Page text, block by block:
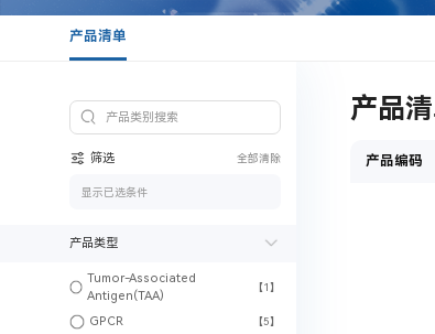
产品清单
筛选 全部清除
显示已选条件
产品类型
Tumor-Associated
Antigen(TAA)
【1】
GPCR 【5】
产品
产品编码